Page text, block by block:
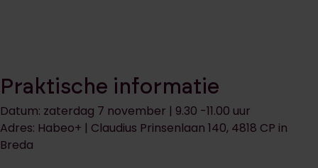
Praktische informatie
Datum: zaterdag 7 november | 9.30 -11.00 uur
Adres: Habeo+ | Claudius Prinsenlaan 140, 4818 CP in
Breda